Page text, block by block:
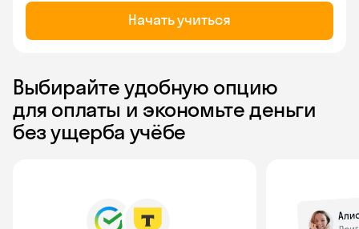
Начать учиться
Выбирайте удобную опцию
для оплаты и экономьте деньги
без ущерба учёбе